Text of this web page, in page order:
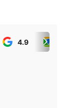
4.9